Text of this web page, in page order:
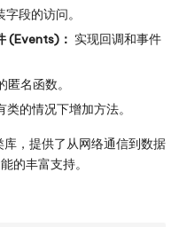
字段的访问。
(Events)： 实现回调和事件
匿名函数。
类的情况下增加方法。
，提供了从网络通信到数据
的丰富支持。